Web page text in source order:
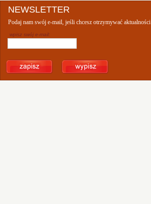
NEWSLETTER
Podaj nam swój e-mail, jeśli chcesz otrzymywać aktualności
wpisz swój e-mail: